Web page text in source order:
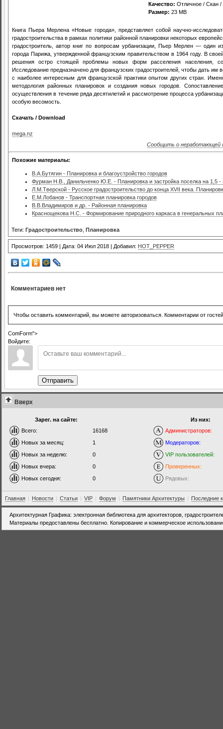
Качество: Отличное / Скан /
Размер: 23 MB
Книга Пьера Мерлена «Новые города», представляет собой научно-
градостроительства в рамках политики районной планировки некоторых
градостроитель, автор книг по вопросам урбанизации, Пьер Мерлен — один
города Парижа, утвержденной французским правительством в 1964 году. В
решения остро стоящей проблемы новых форм расселения населения,
Исследование предназначено для французских градостроителей, чтобы дать
с наиболее интересным для французской практики опытом других стран.
методология районных планировок и создания новых городов.
осуществления в течение ряда десятилетий и рассмотрение процесса
особую весомость.
Скачать / Download
mega.nz
Сообщить о неработающей
Похожие материалы:
В.А.Бутягин - Планировка и благоустройство городов
Фурман Н.В., Данильченко Ю.Е. - Планировка и застройка поселка на 1,5 -
Л.М.Тверской - Русское градостроительство до конца XVII века.
Е.М.Лобанов - Транспортная планировка городов
В.В.Владимиров и др. - Районная планировка
Краснощекова Н.С. - Формирование природного каркаса в генеральных
Теги: Градостроительство Планировка
Просмотров: 1459 | Дата: 04 Июл 2018 | Добавил: HOT_PEPPER
Комментариев нет
Чтобы оставить комментарий, вы можете авторизоваться. Комментарии от
ComForm">
Войдите:
Отправить
Вверх
Зарег. на сайте:
Всего:
16168
Новых за месяц:
1
Новых за неделю:
0
Новых вчера:
0
Новых сегодня:
0
Из них:
Администраторов:
Модераторов:
VIP пользователей:
Проверенных:
Рядовых:
Главная | Новости | Статьи | VIP | Форум | Памятники Архитектуры | Последние
Архитектурная Графика: электронная библиотека для архитекторов,
Материалы предоставлены бесплатно. Копирование и коммерческое